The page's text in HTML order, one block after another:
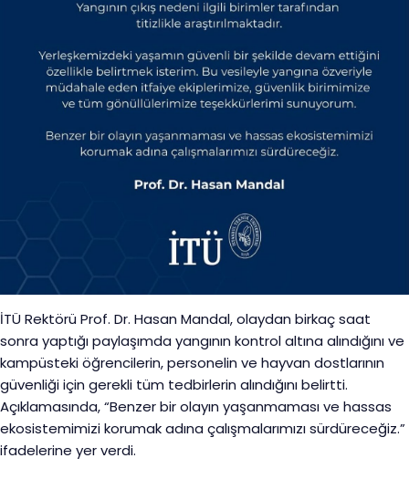
İTÜ Rektörü Prof. Dr. Hasan Mandal, olaydan birkaç saat
sonra yaptığı paylaşımda yangının kontrol altına alındığını ve
kampüsteki öğrencilerin, personelin ve hayvan dostlarının
güvenliği için gerekli tüm tedbirlerin alındığını belirtti.
Açıklamasında, “Benzer bir olayın yaşanmaması ve hassas
ekosistemimizi korumak adına çalışmalarımızı sürdüreceğiz.”
ifadelerine yer verdi.